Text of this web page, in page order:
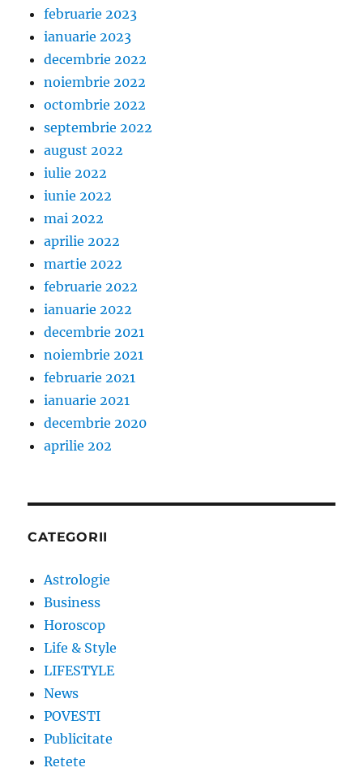
februarie 2023
ianuarie 2023
decembrie 2022
noiembrie 2022
octombrie 2022
septembrie 2022
august 2022
iulie 2022
iunie 2022
mai 2022
aprilie 2022
martie 2022
februarie 2022
ianuarie 2022
decembrie 2021
noiembrie 2021
februarie 2021
ianuarie 2021
decembrie 2020
aprilie 202
CATEGORII
Astrologie
Business
Horoscop
Life & Style
LIFESTYLE
News
POVESTI
Publicitate
Retete